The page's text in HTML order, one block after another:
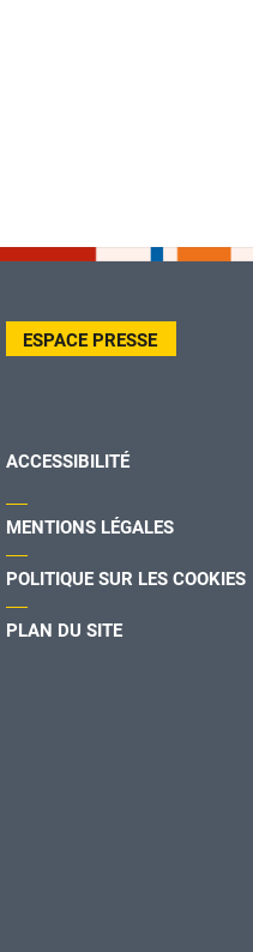
ESPACE PRESSE
ACCESSIBILITÉ
MENTIONS LÉGALES
POLITIQUE SUR LES COOKIES
PLAN DU SITE